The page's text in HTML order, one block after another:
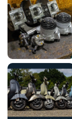
Schlauch
Mehr
€9,90